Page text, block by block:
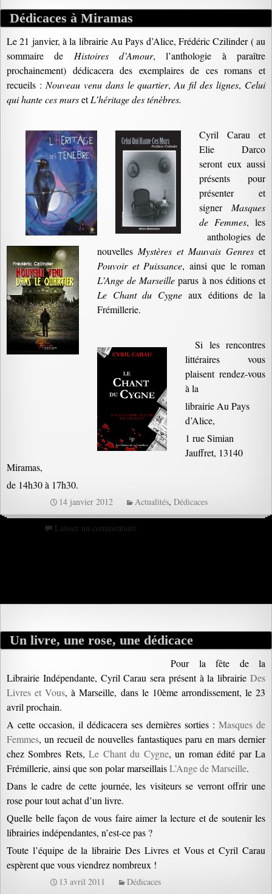
Dédicaces à Miramas
Le 21 janvier, à la librairie Au Pays d’Alice, Frédéric Czilinder ( au
sommaire de Histoires d’Amour, l’anthologie à paraître
prochainement) dédicacera des exemplaires de ces romans et
recueils : Nouveau venu dans le quartier,Au fil des lignes, Celui
qui hante ces mursetL’héritage des ténèbres.
Cyril Carau et
Elie Darco
seront eux aussi
présents pour
présenter et
signer Masques
de Femmes, les
anthologies de
nouvelles Mystères et Mauvais Genres et
Pouvoir et Puissance, ainsi que le roman
L’Ange de Marseille parus à nos éditions et
Le Chant du Cygne aux éditions de la
Frémillerie.
Si les rencontres
littéraires vous
plaisent rendez-vous
à la
librairie Au Pays
d’Alice,
1 rue Simian
Jauffret, 13140
Miramas,
de 14h30 à 17h30.
14 janvier 2012 Actualités,Dédicaces
Laisser un commentaire
Un livre, une rose, une dédicace
Pour la fête de la
Librairie Indépendante, Cyril Carau sera présent à la librairie Des
Livres et Vous, à Marseille, dans le 10ème arrondissement, le 23
avril prochain.
A cette occasion, il dédicacera ses dernières sorties : Masques de
Femmes, un recueil de nouvelles fantastiques paru en mars dernier
chez Sombres Rets,Le Chant du Cygne, un roman édité par La
Frémillerie, ainsi que son polar marseillaisL’Ange de Marseille.
Dans le cadre de cette journée, les visiteurs se verront offrir une
rose pour tout achat d’un livre.
Quelle belle façon de vous faire aimer la lecture et de soutenir les
librairies indépendantes, n’est-ce pas ?
Toute l’équipe de la librairie Des Livres et Vous et Cyril Carau
espèrent que vous viendrez nombreux !
13 avril 2011 Dédicaces